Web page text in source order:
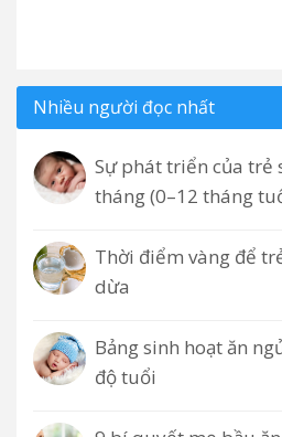
Nhiều người đọc nhất
Sự phát triển của trẻ
tháng (0–12 tháng
Thời điểm vàng để
dừa
Bảng sinh hoạt ăn
độ tuổi